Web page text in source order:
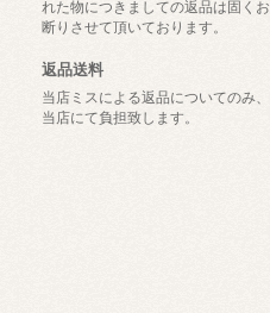
れた物につきましての返品は固くお
断りさせて頂いております。
返品送料
当店ミスによる返品についてのみ、
当店にて負担致します。